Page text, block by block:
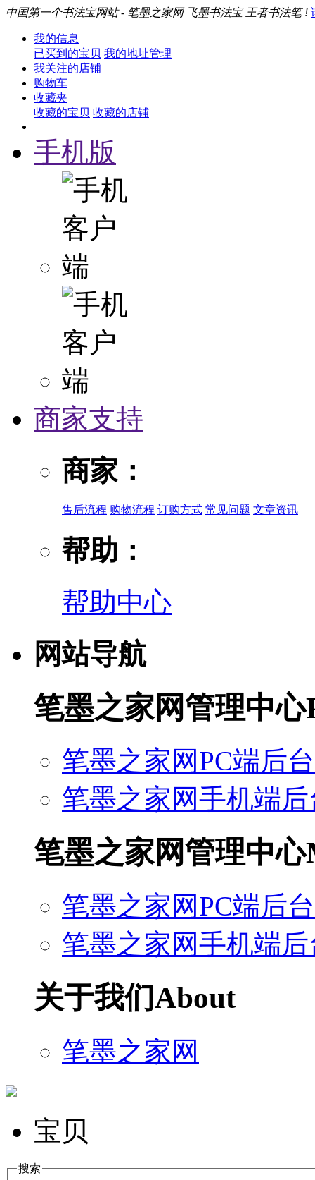
中国第一个书法宝网站 - 笔墨之家网 飞墨书法宝 王者书法笔 !
我的信息
已买到的宝贝 我的地址管理
我关注的店铺
购物车
收藏夹
收藏的宝贝 收藏的店铺
手机版
商家支持
商家：
售后流程 购物流程 订购方式 常见问题 文章资讯
帮助：
帮助中心
网站导航
笔墨之家网管理中心
笔墨之家网PC端后台
笔墨之家网手机端后
笔墨之家网管理中心
笔墨之家网PC端后台
笔墨之家网手机端后
关于我们About
笔墨之家网
宝贝
搜索